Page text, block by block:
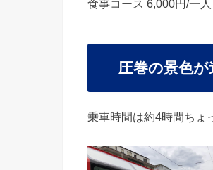
食事コース 6,000円/一人
圧巻の景色が
乗車時間は約4時間ちょ